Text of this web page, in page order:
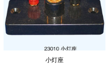
小灯座